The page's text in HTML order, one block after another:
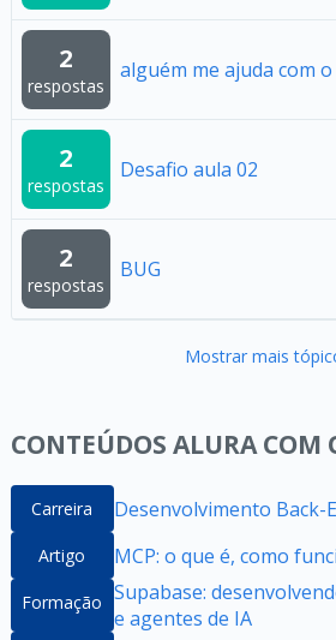
2
respostas
alguém me ajuda com
2
respostas
Desafio aula 02
2
respostas
BUG
Mostrar mais
CONTEÚDOS ALURA COM
Carreira Desenvolvimento Back-
Artigo MCP: o que é, como
Formação Supabase:
e agentes de IA